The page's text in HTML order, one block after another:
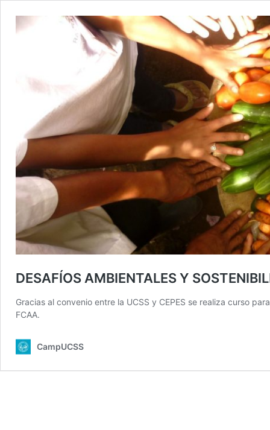
DESAFÍOS AMBIENTALES Y
Gracias al convenio entre la UCSS y CEPES se realiza curso
FCAA.
CampUCSS